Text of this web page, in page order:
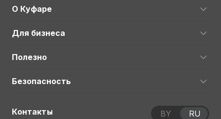
О Куфаре
Для бизнеса
Полезно
Безопасность
Контакты BY RU